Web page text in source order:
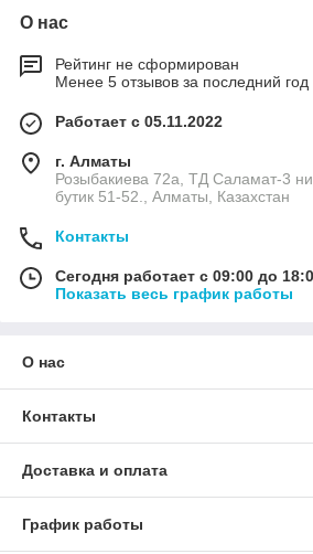
О нас
Рейтинг не сформирован
Менее 5 отзывов за последний год
Работает с 05.11.2022
г. Алматы
Розыбакиева 72а, ТД Саламат-3
бутик 51-52., Алматы, Казахстан
Контакты
Сегодня работает с 09:00 до
Показать весь график работы
О нас
Контакты
Доставка и оплата
График работы